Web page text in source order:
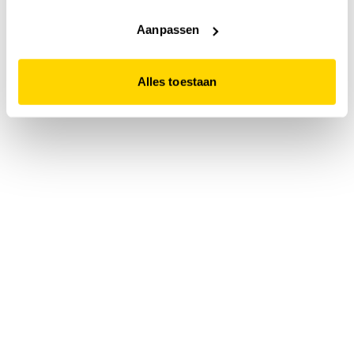
website niet optimaal functioneert.
Aanpassen
Alles toestaan